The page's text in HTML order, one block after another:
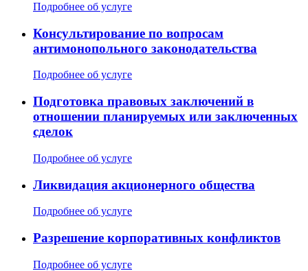
Подробнее об услуге
Консультирование по вопросам
антимонопольного законодательства
Подробнее об услуге
Подготовка правовых заключений в
отношении планируемых или заключенных
сделок
Подробнее об услуге
Ликвидация акционерного общества
Подробнее об услуге
Разрешение корпоративных конфликтов
Подробнее об услуге